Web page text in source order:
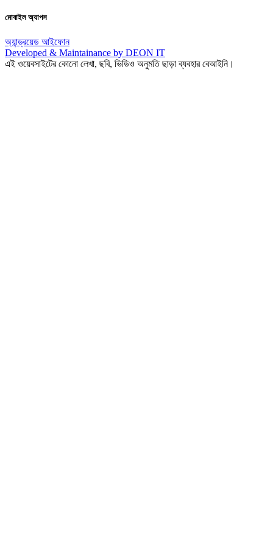
মোবাইল অ্যাপস
অ্যান্ড্রয়েড আইফোন
Developed & Maintainance by DEON IT
এই ওয়েবসাইটের কোনো লেখা, ছবি, ভিডিও অনুমতি ছাড়া ব্যবহার বেআইনি।